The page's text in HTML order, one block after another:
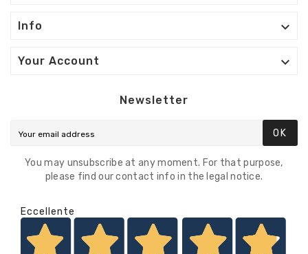
Info 
Your Account 
Newsletter
OK
You may unsubscribe at any moment. For that purpose,
please find our contact info in the legal notice.
Eccellente